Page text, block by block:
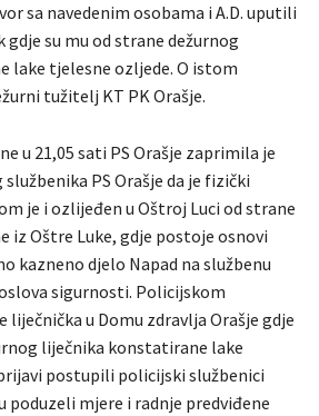
sa navedenim osobama i A.D. uputili
gdje su mu od strane dežurnog
lake tjelesne ozljede. O istom
tužitelj KT PK Orašje.
u 21,05 sati PS Orašje zaprimila je
PS Orašje da je fizički
je i ozlijeđen u Oštroj Luci od strane
iz Oštre Luke, gdje postoje osnovi
kazneno djelo Napad na službenu
sigurnosti. Policijskom
liječnička u Domu zdravlja Orašje gdje
liječnika konstatirane lake
postupili policijski službenici
poduzeli mjere i radnje predviđene